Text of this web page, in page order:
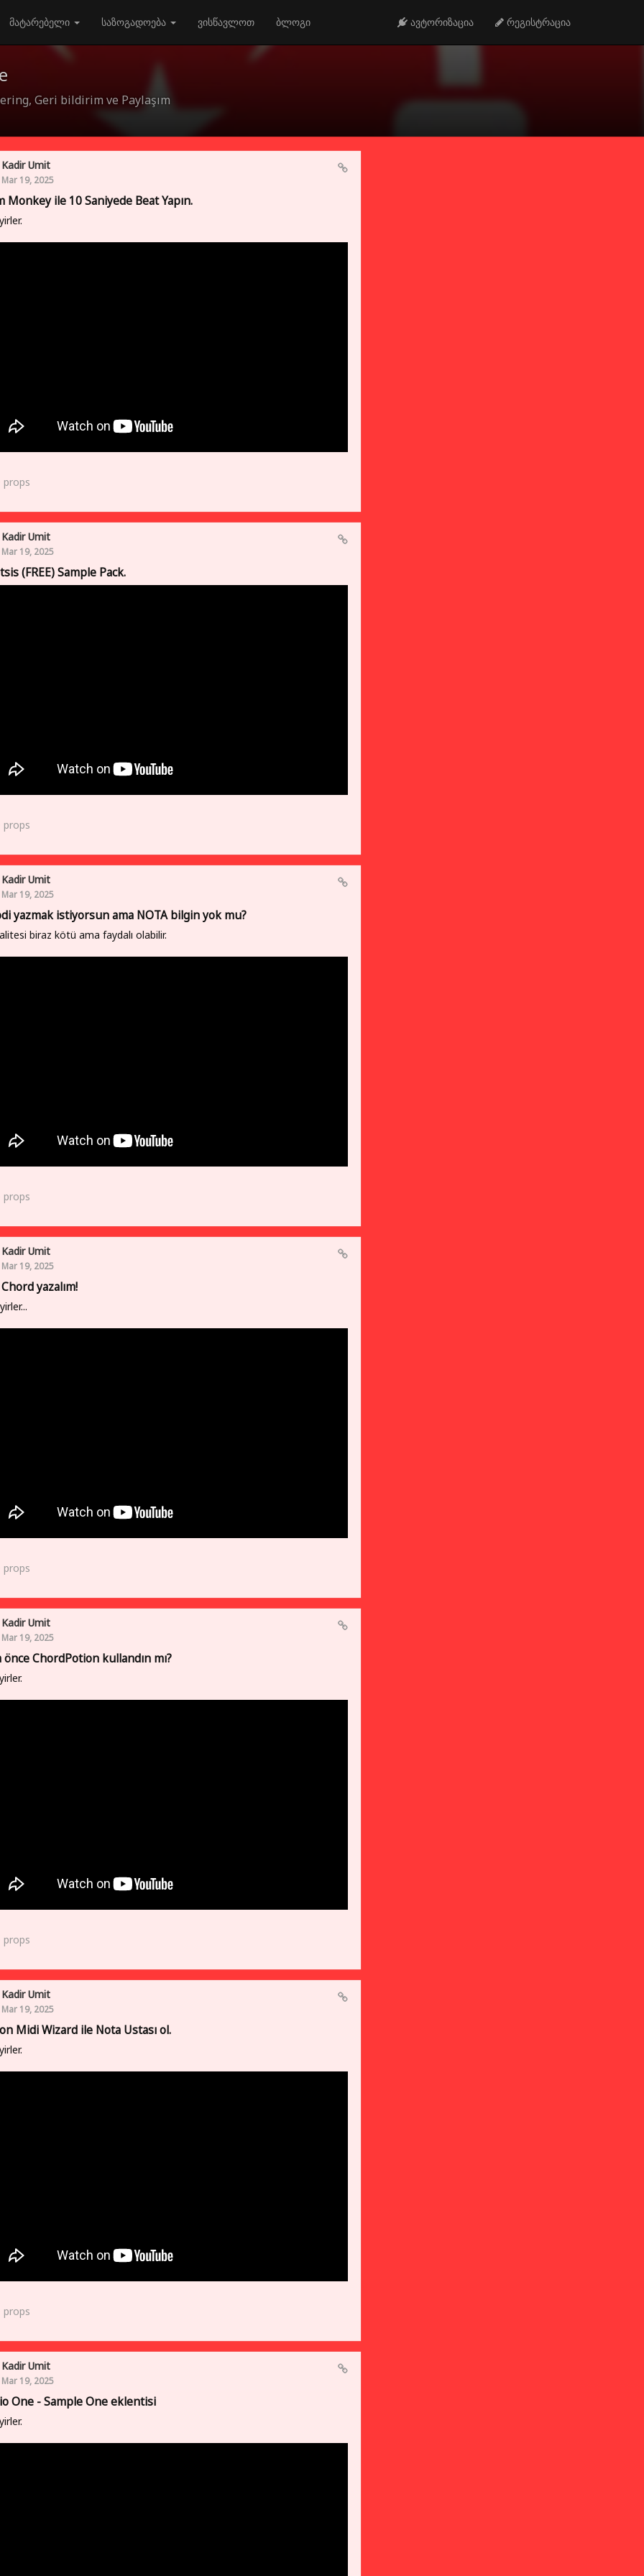
მატარებელი საზოგადოება ვისწავლოთ ბლოგი ავტორიზაცია რეგისტრაცია
Geri bildirim ve Paylaşım
Kadir Umit
Mar 19, 2025
Monkey ile 10 Saniyede Beat Yapın.
props
Kadir Umit
Mar 19, 2025
(FREE) Sample Pack.
props
Kadir Umit
Mar 19, 2025
yazmak istiyorsun ama NOTA bilgin yok mu?
biraz kötü ama faydalı olabilir.
props
Kadir Umit
Mar 19, 2025
yazalım!
props
Kadir Umit
Mar 19, 2025
önce ChordPotion kullandın mı?
props
Kadir Umit
Mar 19, 2025
Midi Wizard ile Nota Ustası ol.
props
Kadir Umit
Mar 19, 2025
One - Sample One eklentisi